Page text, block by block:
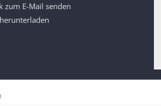
zum E-Mail senden